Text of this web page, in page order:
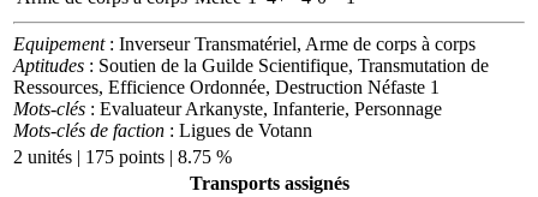
Equipement: Inverseur Transmatériel, Arme de corps à corps
Aptitudes : Soutien de la Guilde Scientifique, Transmutation de
Ressources, Efficience Ordonnée, Destruction Néfaste 1
Mots-clés : Evaluateur Arkanyste, Infanterie, Personnage
Mots-clés de faction : Ligues de Votann
2 unités | 175 points | 8.75 %
Transports assignés